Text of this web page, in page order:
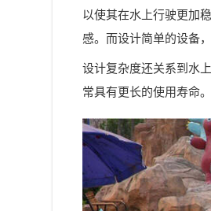
以使其在水上行驶更加
感。而设计简单的设备
设计复杂度还关系到水
常具有更长的使用寿命